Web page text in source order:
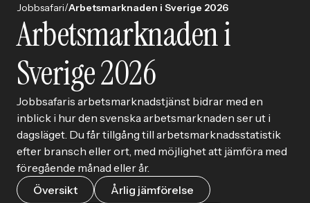
Arbetsliv och karriär
Skapa annons
Sök med AI
Ny här? Skapa konto
Jobbsafari/Arbetsmarknaden i Sverige 2026
Arbetsmarknaden i
Sverige 2026
Jobbsafaris arbetsmarknadstjänst bidrar med en
inblick i hur den svenska arbetsmarknaden ser ut i
dagsläget. Du får tillgång till arbetsmarknadsstatistik
efter bransch eller ort, med möjlighet att jämföra med
föregående månad eller år.
Översikt
Årlig jämförelse